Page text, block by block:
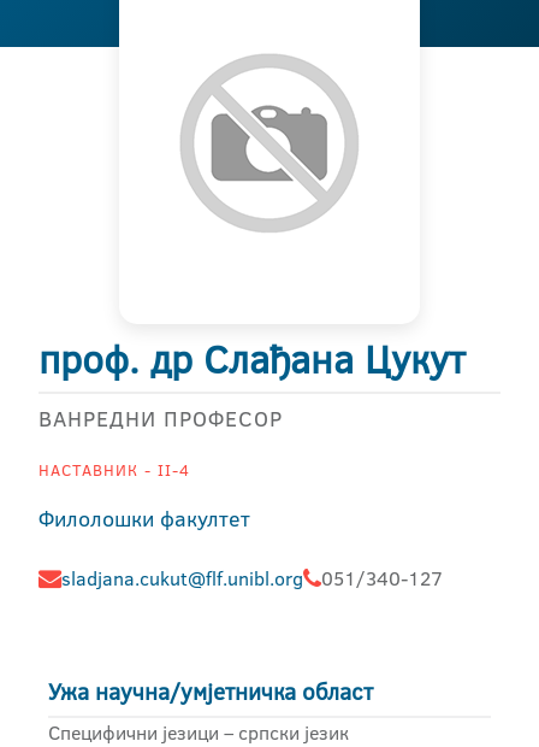
проф. др Слађана Цукут
ВАНРЕДНИ ПРОФЕСОР
НАСТАВНИК - II-4
Филолошки факултет
sladjana.cukut@flf.unibl.org 051/340-127
Ужа научна/умјетничка област
Специфични језици – српски језик